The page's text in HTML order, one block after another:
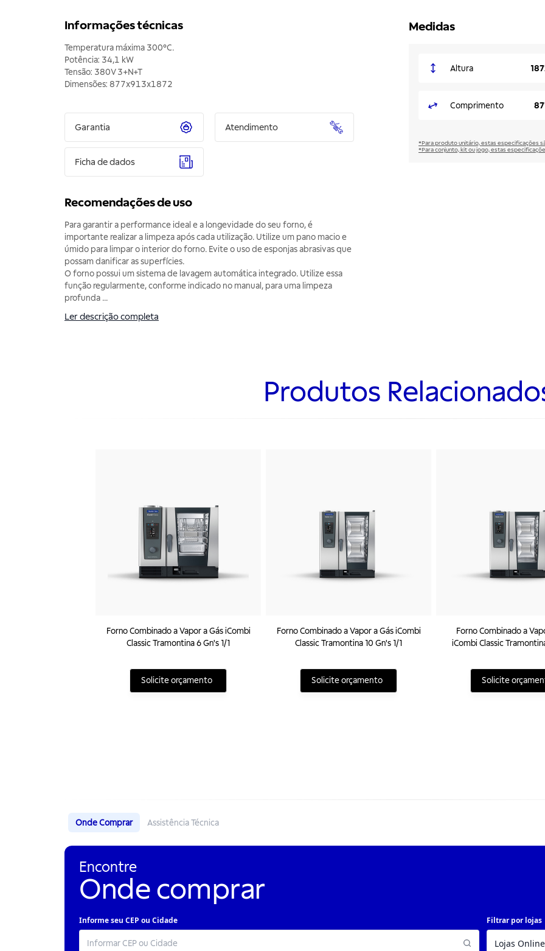
Informações técnicas
Temperatura máxima 300°C.
Potência: 34,1 kW
Tensão: 380V 3+N+T
Dimensões: 877x913x1872
Garantia Atendimento
Ficha de dados
Recomendações de uso
Para garantir a performance ideal e a longevidade do seu forno, é
importante realizar a limpeza após cada utilização. Utilize um pano macio e
úmido para limpar o interior do forno. Evite o uso de esponjas abrasivas que
possam danificar as superfícies.
O forno possui um sistema de lavagem automática integrado. Utilize essa
função regularmente, conforme indicado no manual, para uma limpeza
profunda ...
Ler descrição completa
Medidas
Altura
Comprimento
*Para produto unitário, estas especificações
*Para conjunto, kit ou jogo, estas
Produtos
Forno Combinado a Vapor a Gás iCombi
Classic Tramontina 6 Gn's 1/1
Solicite orçamento
Forno Combinado a Vapor a Gás iCombi
Classic Tramontina 10 Gn's 1/1
Solicite orçamento
Forno Combinado a
iCombi Classic
Solicite
Onde Comprar Assistência Técnica
Encontre
Onde comprar
Informe seu CEP ou Cidade Filtrar por lojas